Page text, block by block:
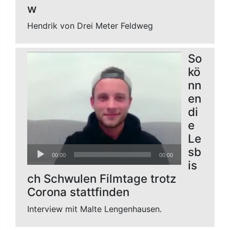
w
Hendrik von Drei Meter Feldweg
Audio-
Player
00:00 00:00
So
kö
nn
en
di
e
Le
sb
is
ch Schwulen Filmtage trotz
Corona stattfinden
Interview mit Malte Lengenhausen.